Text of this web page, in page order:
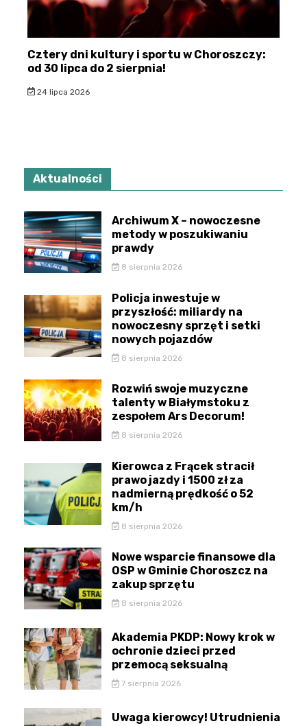
Cztery dni kultury i sportu w Choroszczy:
od 30 lipca do 2 sierpnia!
24 lipca 2026
Aktualności
Archiwum X – nowoczesne
metody w poszukiwaniu
prawdy
8 sierpnia 2026
Policja inwestuje w
przyszłość: miliardy na
nowoczesny sprzęt i setki
nowych pojazdów
8 sierpnia 2026
Rozwiń swoje muzyczne
talenty w Białymstoku z
zespołem Ars Decorum!
8 sierpnia 2026
Kierowca z Frącek stracił
prawo jazdy i 1500 zł za
nadmierną prędkość o 52
km/h
8 sierpnia 2026
Nowe wsparcie finansowe dla
OSP w Gminie Choroszcz na
zakup sprzętu
8 sierpnia 2026
Akademia PKDP: Nowy krok w
ochronie dzieci przed
przemocą seksualną
7 sierpnia 2026
Uwaga kierowcy! Utrudnienia